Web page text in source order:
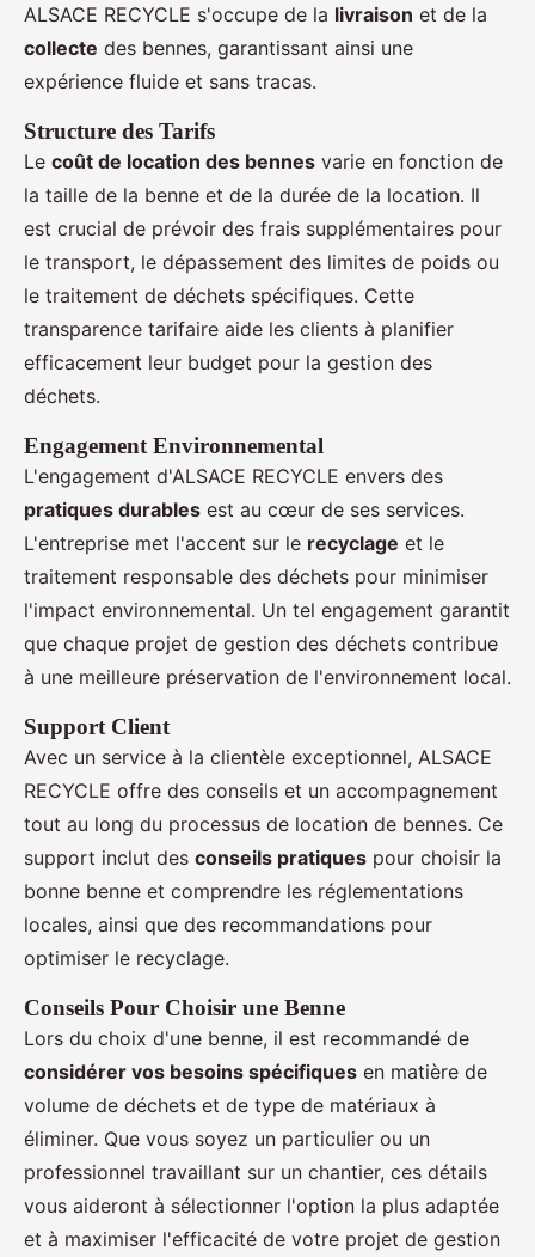
ALSACE RECYCLE s'occupe de la livraison et de la
collecte des bennes, garantissant ainsi une
expérience fluide et sans tracas.
Structure des Tarifs
Le coût de location des bennes varie en fonction de
la taille de la benne et de la durée de la location. Il
est crucial de prévoir des frais supplémentaires pour
le transport, le dépassement des limites de poids ou
le traitement de déchets spécifiques. Cette
transparence tarifaire aide les clients à planifier
efficacement leur budget pour la gestion des
déchets.
Engagement Environnemental
L'engagement d'ALSACE RECYCLE envers des
pratiques durables est au cœur de ses services.
L'entreprise met l'accent sur le recyclage et le
traitement responsable des déchets pour minimiser
l'impact environnemental. Un tel engagement garantit
que chaque projet de gestion des déchets contribue
à une meilleure préservation de l'environnement local.
Support Client
Avec un service à la clientèle exceptionnel, ALSACE
RECYCLE offre des conseils et un accompagnement
tout au long du processus de location de bennes. Ce
support inclut des conseils pratiques pour choisir la
bonne benne et comprendre les réglementations
locales, ainsi que des recommandations pour
optimiser le recyclage.
Conseils Pour Choisir une Benne
Lors du choix d'une benne, il est recommandé de
considérer vos besoins spécifiques en matière de
volume de déchets et de type de matériaux à
éliminer. Que vous soyez un particulier ou un
professionnel travaillant sur un chantier, ces détails
vous aideront à sélectionner l'option la plus adaptée
et à maximiser l'efficacité de votre projet de gestion